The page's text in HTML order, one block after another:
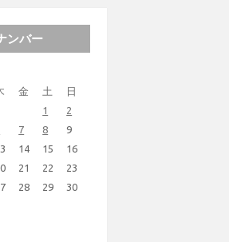
ンバー
金 土 日
1
2
7 8
9
14 15
16
21 22
23
28 29
30